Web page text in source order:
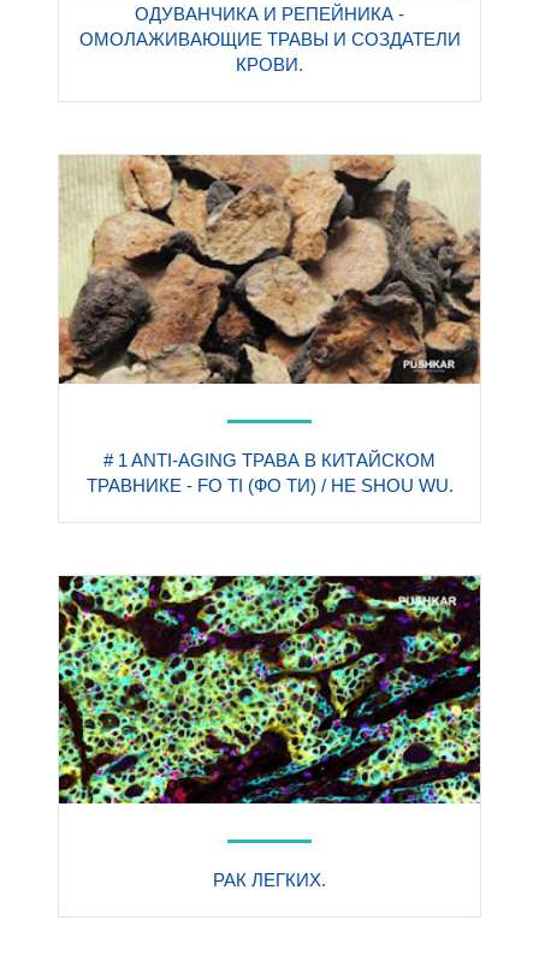
ОДУВАНЧИКА И РЕПЕЙНИКА -
ОМОЛАЖИВАЮЩИЕ ТРАВЫ И СОЗДАТЕЛИ
КРОВИ.
# 1 ANTI-AGING ТРАВА В КИТАЙСКОМ
ТРАВНИКЕ - FO TI (ФО ТИ) / HE SHOU WU.
РАК ЛЕГКИХ.